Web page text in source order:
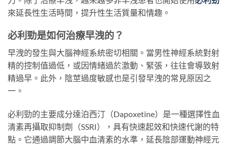
來延長性生活時間，提升性生活質量和情趣。
必利勁是如何治療早洩的？
早洩的發生與大腦神經系統密切相關。當男性神經系統對射
精的控制值過低，或因情緒過於激動、緊張，往往會導致射
精過早。此外，陰莖過度敏感也是引發早洩的常見原因之
一。
必利勁的主要成分達泊西汀（Dapoxetine）是一種選擇性血
清素再攝取抑制劑（SSRI），具有快速起效和快速代謝的特
點。它通過調節大腦中血清素的水準，延長陰部運動神經元